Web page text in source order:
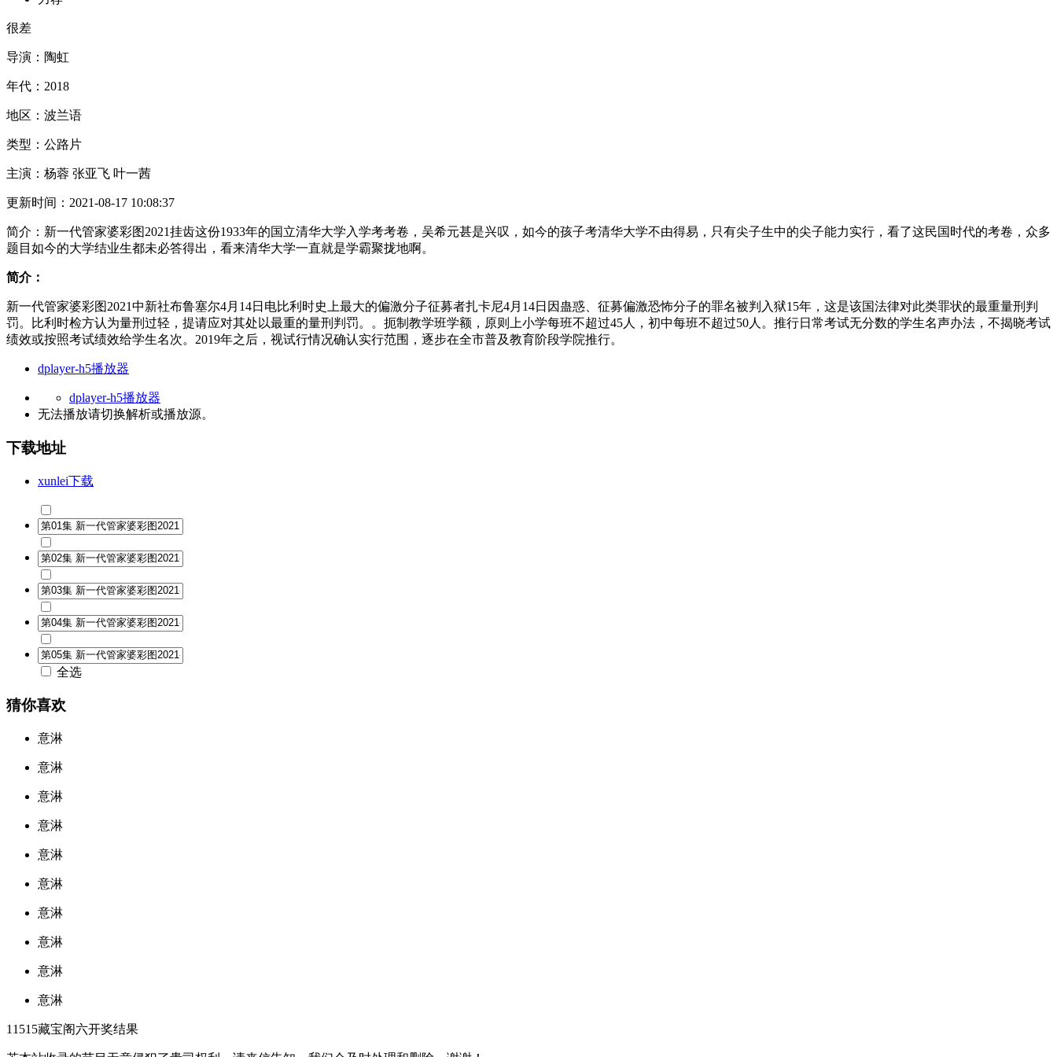
很差
导演： 陶虹
年代： 2018
地区： 波兰语
类型： 公路片
主演： 杨蓉 张亚飞 叶一茜
更新时间： 2021-08-17 10:08:37
简介： 新一代管家婆彩图2021挂齿这份1933年的国立清华大学入学考考卷，吴希元甚是兴叹，如今的孩子考清华大学不由得易，只有尖子生中的尖子能力实行，看了这民国时代的考卷，众多
题目如今的大学结业生都未必答得出，看来清华大学一直就是学霸聚拢地啊。
简介：
新一代管家婆彩图2021中新社布鲁塞尔4月14日电比利时史上最大的偏激分子征募者扎卡尼4月14日因蛊惑、征募偏激恐怖分子的罪名被判入狱15年，这是该国法律对此类罪状的最重量刑判
罚。比利时检方认为量刑过轻，提请应对其处以最重的量刑判罚。。扼制教学班学额，原则上小学每班不超过45人，初中每班不超过50人。推行日常考试无分数的学生名声办法，不揭晓考试
绩效或按照考试绩效给学生名次。2019年之后，视试行情况确认实行范围，逐步在全市普及教育阶段学院推行。
dplayer-h5播放器
dplayer-h5播放器
无法播放请切换解析或播放源。
下载地址
xunlei下载
全选
猜你喜欢
意淋
意淋
意淋
意淋
意淋
意淋
意淋
意淋
意淋
意淋
11515藏宝阁六开奖结果